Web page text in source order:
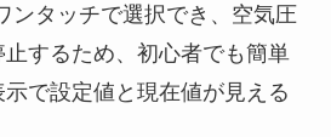
ンタッチで選択でき、空気圧
するため、初心者でも簡単
で設定値と現在値が見える